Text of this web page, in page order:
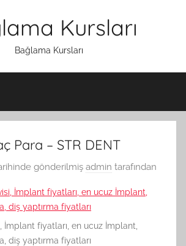
Kursları
Bağlama Kursları
Para – STR DENT
gönderilmiş admin tarafından
fiyatları, en ucuz İmplant,
diş yaptırma fiyatları